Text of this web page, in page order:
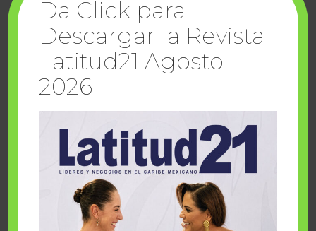
Cuando la solidaridad inspira; cumplen
sueños Fairmont Mayakoba y Make-A-Wish
Da Click para
Descargar la Revista
Latitud21 Agosto
2026